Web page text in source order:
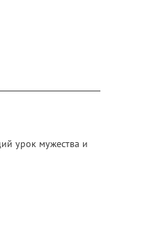
урок мужества и